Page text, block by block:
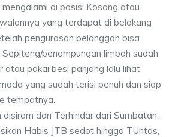
di posisi Kosong atau
yang terdapat di belakang
pengurasan pelanggan bisa
penampungan limbah sudah
atau pakai besi panjang lalu lihat
yang sudah terisi penuh dan siap
tempatnya.
disiram dan Terhindar dari Sumbatan.
Habis JTB sedot hingga TUntas,